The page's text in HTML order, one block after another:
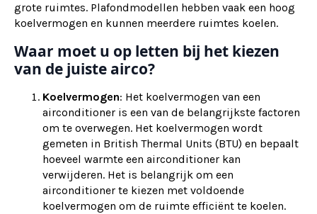
grote ruimtes. Plafondmodellen hebben vaak een hoog
koelvermogen en kunnen meerdere ruimtes koelen.
Waar moet u op letten bij het kiezen
van de juiste airco?
Koelvermogen: Het koelvermogen van een
airconditioner is een van de belangrijkste factoren
om te overwegen. Het koelvermogen wordt
gemeten in British Thermal Units (BTU) en bepaalt
hoeveel warmte een airconditioner kan
verwijderen. Het is belangrijk om een
airconditioner te kiezen met voldoende
koelvermogen om de ruimte efficiënt te koelen.